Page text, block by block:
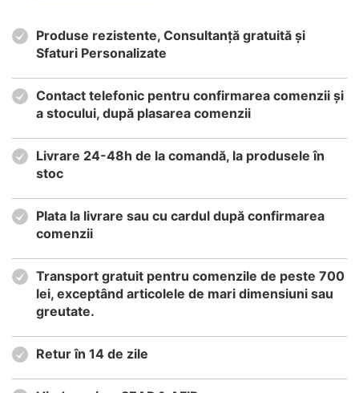
Produse rezistente, Consultanță gratuită și
Sfaturi Personalizate
Contact telefonic pentru confirmarea comenzii și
a stocului, după plasarea comenzii
Livrare 24-48h de la comandă, la produsele în
stoc
Plata la livrare sau cu cardul după confirmarea
comenzii
Transport gratuit pentru comenzile de peste 700
lei, exceptând articolele de mari dimensiuni sau
greutate.
Retur în 14 de zile